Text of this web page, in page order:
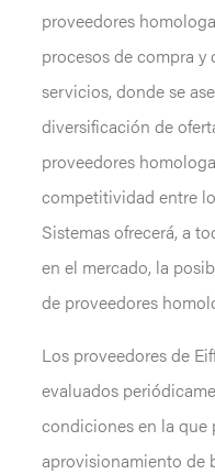
proveedores
procesos de compra
servicios, donde se
diversificación de
proveedores
competitividad entre
Sistemas ofrecerá, a
en el mercado, la
de proveedores
Los proveedores de
evaluados
condiciones en la que
aprovisionamiento de